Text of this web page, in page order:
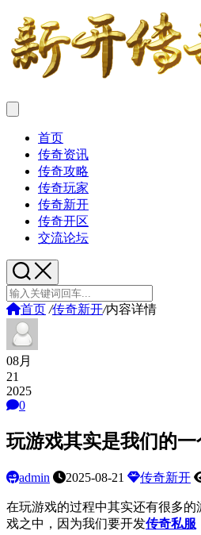
首页
传奇资讯
传奇攻略
传奇玩家
传奇新开
传奇开区
交流论坛
首页 /传奇新开/内容详情
08月
21
2025
0
玩游戏其实是我们的一
admin 2025-08-21 传奇新开
在玩游戏的过程中其实还有很多
戏之中，因为我们要开发传奇私服